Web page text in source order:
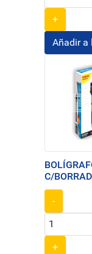
+
C/
-
+